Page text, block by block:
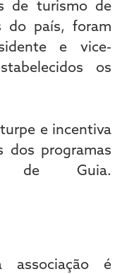
de turismo de
do país, foram
e vice-
os
associação é